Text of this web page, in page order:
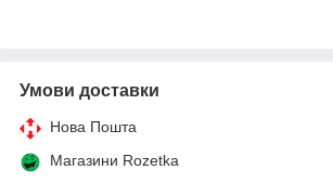
Умови доставки
Нова Пошта
Магазини Rozetka